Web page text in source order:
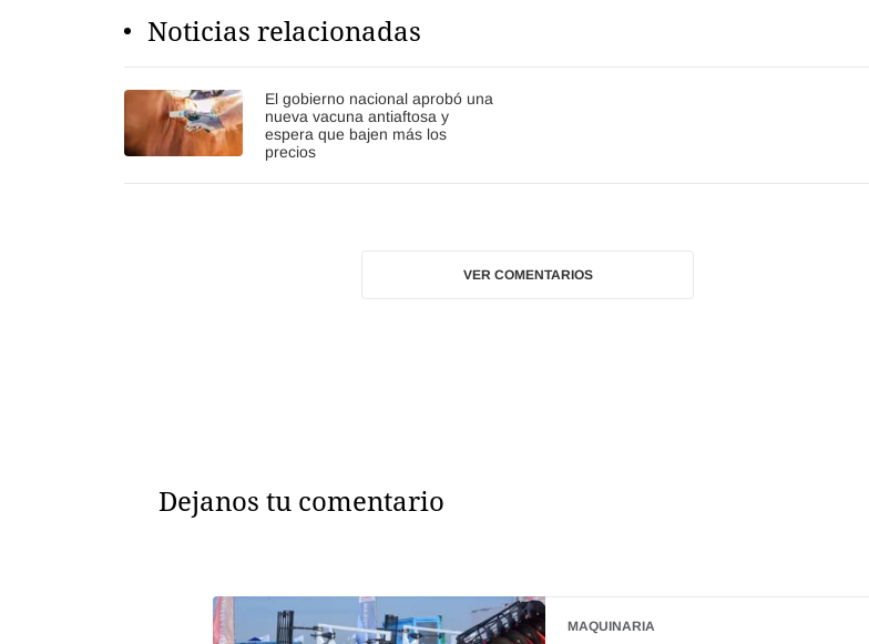
Noticias relacionadas
El gobierno nacional aprobó una
nueva vacuna antiaftosa y
espera que bajen más los
precios
VER COMENTARIOS
Dejanos tu comentario
MAQUINARIA